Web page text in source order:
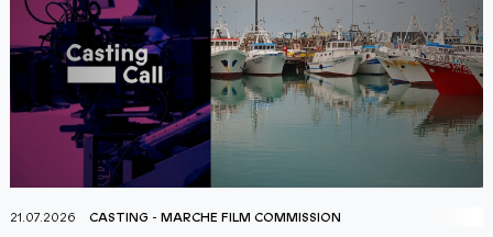
CASTING-MARCHE FILM COMMISSION